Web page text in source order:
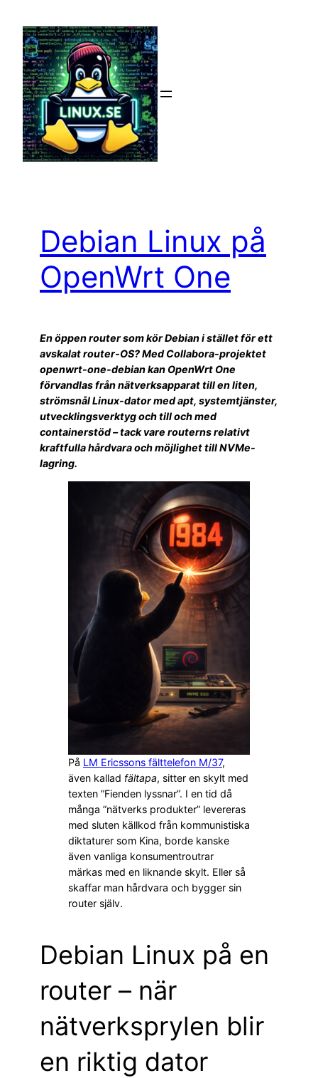
innehåll
Debian Linux på
OpenWrt One
En öppen router som kör Debian i stället för ett
avskalat router-OS? Med Collabora-projektet
openwrt-one-debian kan OpenWrt One
förvandlas från nätverksapparat till en liten,
strömsnål Linux-dator med apt, systemtjänster,
utvecklingsverktyg och till och med
containerstöd – tack vare routerns relativt
kraftfulla hårdvara och möjlighet till NVMe-
lagring.
På LM Ericssons fälttelefon M/37,
även kallad fältapa, sitter en skylt med
texten ”Fienden lyssnar”. I en tid då
många ”nätverks produkter” levereras
med sluten källkod från kommunistiska
diktaturer som Kina, borde kanske
även vanliga konsumentroutrar
märkas med en liknande skylt. Eller så
skaffar man hårdvara och bygger sin
router själv.
Debian Linux på en
router – när
nätverksprylen blir
en riktig dator